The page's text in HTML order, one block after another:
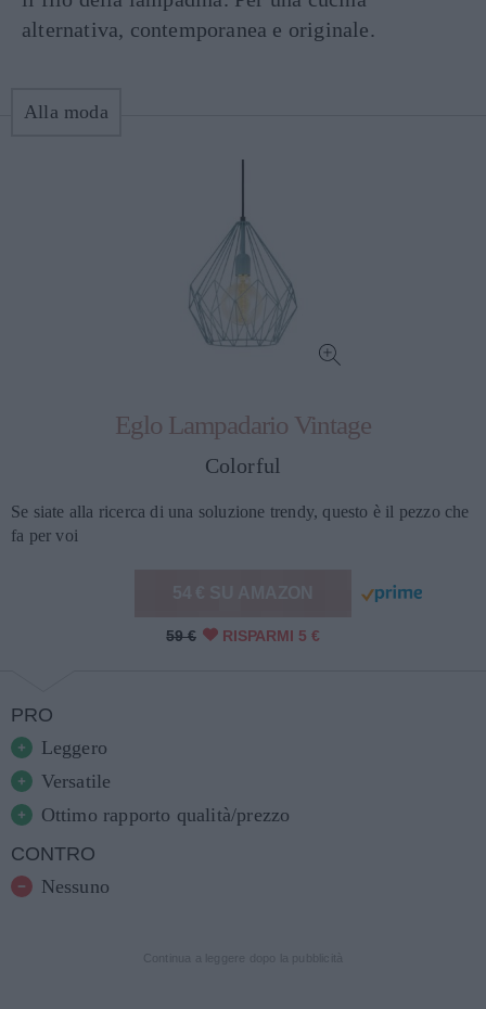
alternativa, contemporanea e originale.
Alla moda
Eglo Lampadario Vintage
Colorful
Se siate alla ricerca di una soluzione trendy, questo è il pezzo che
fa per voi
59 € RISPARMI 5 €
PRO
Leggero
Versatile
Ottimo rapporto qualità/prezzo
CONTRO
Nessuno